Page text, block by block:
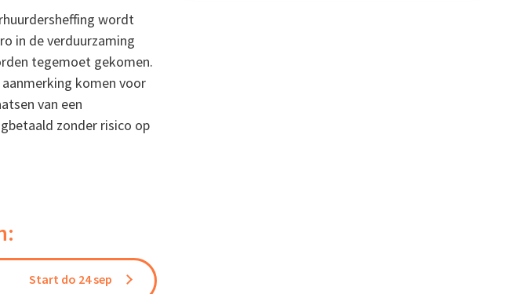
wordt
in de verduurzaming
tegemoet gekomen.
komen voor
van een
zonder risico op
Start do 24 sep